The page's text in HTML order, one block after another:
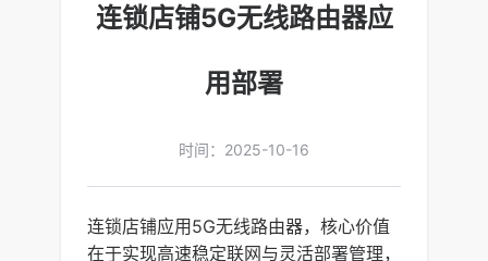
连锁店铺5G无线路由器应
用部署
时间：2025-10-16
连锁店铺应用5G无线路由器，核心价值
在于实现高速稳定联网与灵活部署管理，